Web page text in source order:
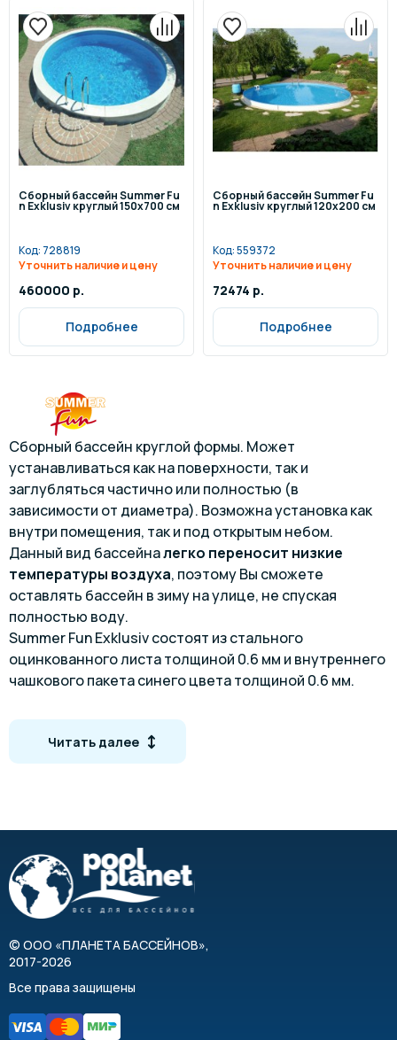
Сборный бассейн Summer Fu
n Exklusiv круглый 150x700 см
Код: 728819
Уточнить наличие и цену
460000 р.
Подробнее
Сборный бассейн Summer Fu
n Exklusiv круглый 120x200 см
Код:559372
Уточнить наличие и цену
72474 р.
Подробнее
Сборный бассейн круглой формы. Может
устанавливаться как на поверхности, так и
заглубляться частично или полностью (в
зависимости от диаметра). Возможна установка как
внутри помещения, так и под открытым небом.
Данный вид бассейналегко переносит низкие
температуры воздуха, поэтому Вы сможете
оставлять бассейн в зиму на улице, не спуская
полностью воду.
Summer Fun Exklusiv состоят из стального
оцинкованного листа толщиной 0.6 мм и внутреннего
чашкового пакета синего цвета толщиной 0.6 мм.
устойчивостью к коррозии и ультрафиолетовым
лучам.
Монтаж бассейнов Summer Fun Exklusiv не потребует
людьми за несколько часов. В отличии от надувных,
каркасные бассейны являются наиболее
долговечными, надежными и прочными, за счет
прочной структуры усиленного каркаса.
Гальванически оцинкованный стальной лист
толщиной 0.6 мм
Внутренний чашковый пакет синего цвета
Читать далее
© ООО «ПЛАНЕТА БАССЕЙНОВ»,
2017-2026
Все права защищены